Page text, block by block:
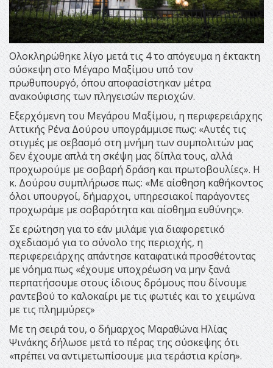
Ολοκληρώθηκε λίγο μετά τις 4 το απόγευμα η έκτακτη
σύσκεψη στο Μέγαρο Μαξίμου υπό τον
πρωθυπουργό, όπου αποφασίστηκαν μέτρα
ανακούφισης των πληγεισών περιοχών.
Εξερχόμενη του Μεγάρου Μαξίμου, η περιφερειάρχης
Αττικής Ρένα Δούρου υπογράμμισε πως: «Αυτές τις
στιγμές με σεβασμό στη μνήμη των συμπολιτών μας
δεν έχουμε απλά τη σκέψη μας δίπλα τους, αλλά
προχωρούμε με σοβαρή δράση και πρωτοβουλίες». Η
κ. Δούρου συμπλήρωσε πως: «Με αίσθηση καθήκοντος
όλοι υπουργοί, δήμαρχοι, υπηρεσιακοί παράγοντες
προχωράμε με σοβαρότητα και αίσθημα ευθύνης».
Σε ερώτηση για το εάν μιλάμε για διαφορετικό
σχεδιασμό για το σύνολο της περιοχής, η
περιφερειάρχης απάντησε καταφατικά προσθέτοντας
με νόημα πως «έχουμε υποχρέωση να μην ξανά
περπατήσουμε στους ίδιους δρόμους που δίνουμε
ραντεβού το καλοκαίρι με τις φωτιές και το χειμώνα
με τις πλημμύρες»
Με τη σειρά του, ο δήμαρχος Μαραθώνα Ηλίας
Ψινάκης δήλωσε μετά το πέρας της σύσκεψης ότι
«πρέπει να αντιμετωπίσουμε μια τεράστια κρίση».